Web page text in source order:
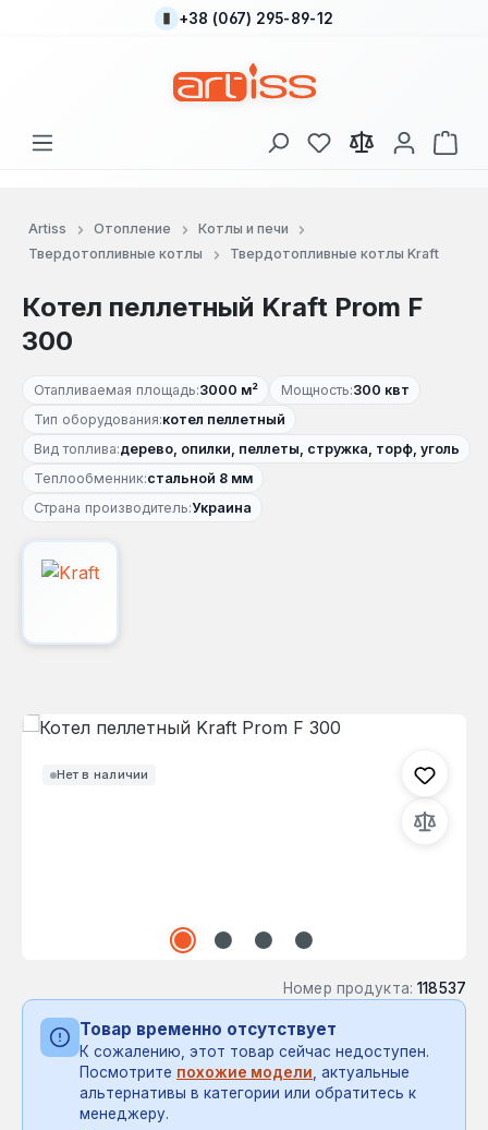
Перейти к основному содержанию
+38 (067) 295-89-12
У вас есть товары
В
Artiss Отопление
Котлы и печи
Твердотопливные котлы
Твердотопливные котлы Kraft
Котел пеллетный Kraft Prom F
300
Отапливаемая площадь:3000 м² Мощность:300 квт
Тип оборудования:котел пеллетный
Вид топлива:дерево, опилки, пеллеты, стружка, торф, уголь
Теплообменник:стальной 8 мм
Страна производитель:Украина
Нет в наличии
Пропустить галерею изображений
Номер продукта: 118537
Товар временно отсутствует
К сожалению, этот товар сейчас недоступен.
Посмотрите похожие модели, актуальные
альтернативы в категории или обратитесь к
менеджеру.